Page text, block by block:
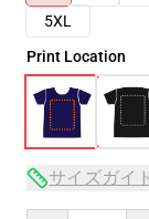
5XL
Print Location
サイズガイ